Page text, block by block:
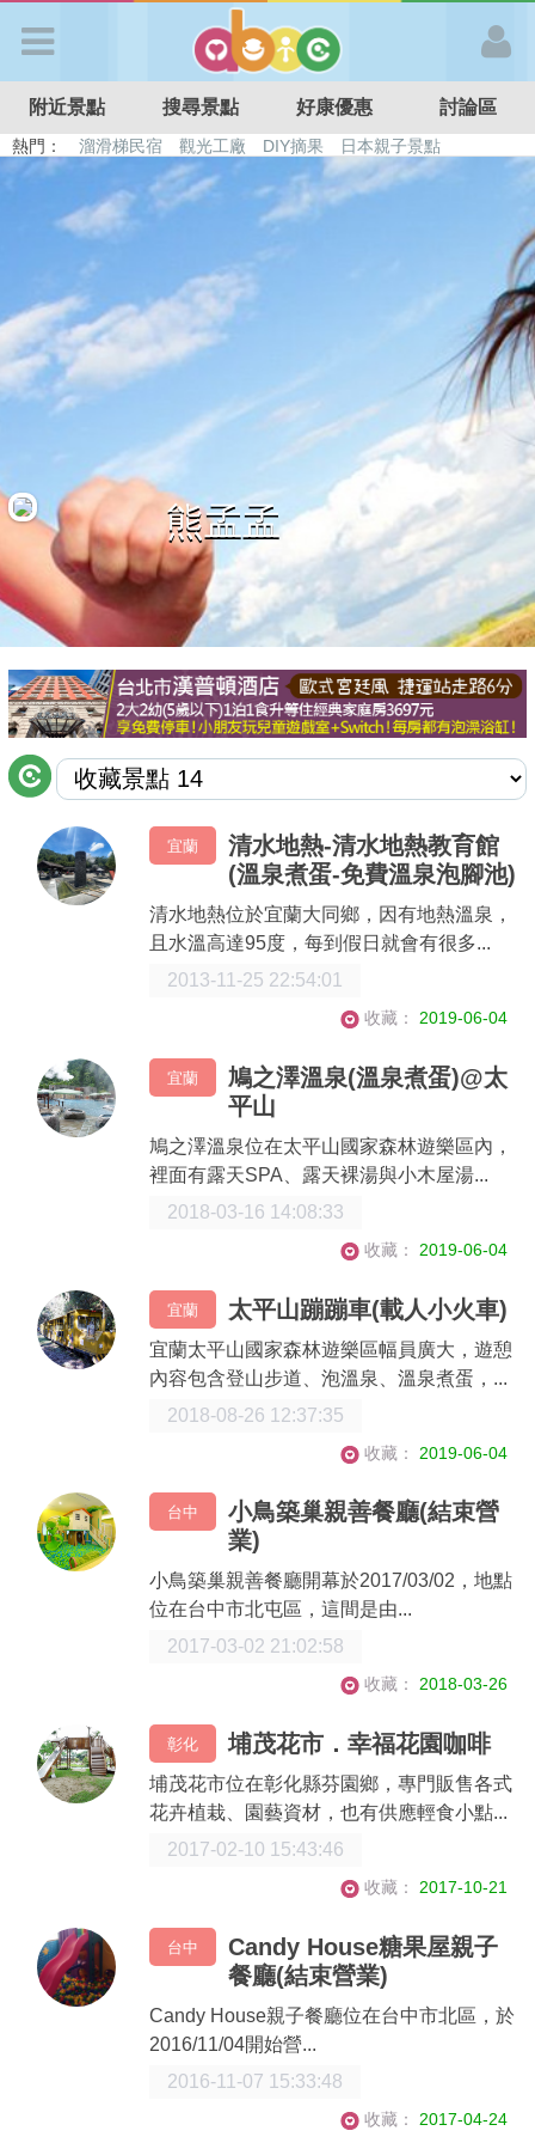
APP登入
首 頁
搜尋景點
好康優惠
最新留言
商家合作
推薦景點
討論區
聯絡我們
APP下載
附近景點 搜尋景點 好康優惠 討論區
熱門： 溜滑梯民宿 觀光工廠 DIY摘果
日本親子景點
特色遊戲場
親子住房優惠 台北親子餐廳 溫泉泡湯SPA
熊孟孟
宜蘭
清水地熱-清水地熱教育館
(溫泉煮蛋-免費溫泉泡腳池)
清水地熱位於宜蘭大同鄉，因有地熱溫泉，
且水溫高達95度，每到假日就會有很多...
2013-11-25 22:54:01
收藏： 2019-06-04
宜蘭
鳩之澤溫泉(溫泉煮蛋)@太
平山
鳩之澤溫泉位在太平山國家森林遊樂區內，
裡面有露天SPA、露天裸湯與小木屋湯...
2018-03-16 14:08:33
收藏： 2019-06-04
宜蘭 太平山蹦蹦車(載人小火車)
宜蘭太平山國家森林遊樂區幅員廣大，遊憩
內容包含登山步道、泡溫泉、溫泉煮蛋，...
2018-08-26 12:37:35
收藏： 2019-06-04
台中
小鳥築巢親善餐廳(結束營
業)
小鳥築巢親善餐廳開幕於2017/03/02，地點
位在台中市北屯區，這間是由...
2017-03-02 21:02:58
收藏： 2018-03-26
彰化 埔茂花市．幸福花園咖啡
埔茂花市位在彰化縣芬園鄉，專門販售各式
花卉植栽、園藝資材，也有供應輕食小點...
2017-02-10 15:43:46
收藏： 2017-10-21
台中
Candy House糖果屋親子
餐廳(結束營業)
Candy House親子餐廳位在台中市北區，於
2016/11/04開始營...
2016-11-07 15:33:48
收藏： 2017-04-24